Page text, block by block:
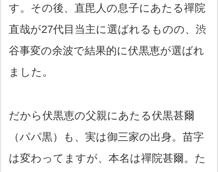
す。その後、直毘人の息子にあたる禪院
直哉が27代目当主に選ばれるものの、渋
谷事変の余波で結果的に伏黒恵が選ばれ
ました。
だから伏黒恵の父親にあたる伏黒甚爾
（パパ黒）も、実は御三家の出身。苗字
は変わってますが、本名は禪院甚爾。た